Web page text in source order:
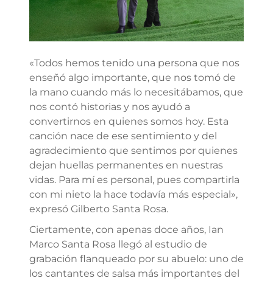
«Todos hemos tenido una persona que nos
enseñó algo importante, que nos tomó de
la mano cuando más lo necesitábamos, que
nos contó historias y nos ayudó a
convertirnos en quienes somos hoy. Esta
canción nace de ese sentimiento y del
agradecimiento que sentimos por quienes
dejan huellas permanentes en nuestras
vidas. Para mí es personal, pues compartirla
con mi nieto la hace todavía más especial»,
expresó Gilberto Santa Rosa.
Ciertamente, con apenas doce años, Ian
Marco Santa Rosa llegó al estudio de
grabación flanqueado por su abuelo: uno de
los cantantes de salsa más importantes del